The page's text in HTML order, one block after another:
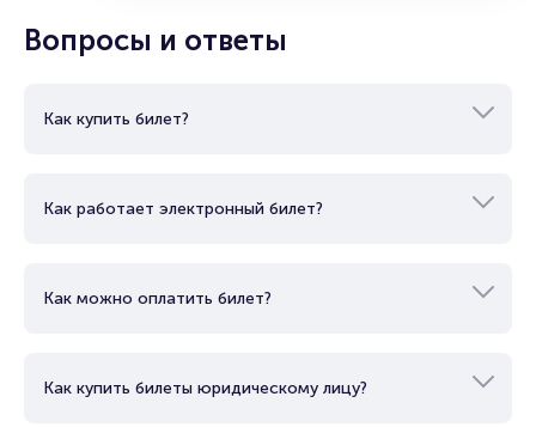
Вопросы и ответы
Как купить билет?
Как работает электронный билет?
Как можно оплатить билет?
Как купить билеты юридическому лицу?